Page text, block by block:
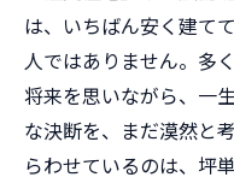
は、いちばん安く建て
人ではありません。多
将来を思いながら、一
な決断を、まだ漠然と
らわせているのは、坪